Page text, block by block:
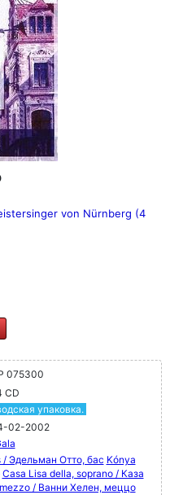
von Nürnberg (4
075300
CD
упаковка.
02-2002
/ Эдельман Отто, бас Kónya
Casa Lisa della, soprano / Каза
/ Ванни Хелен, меццо